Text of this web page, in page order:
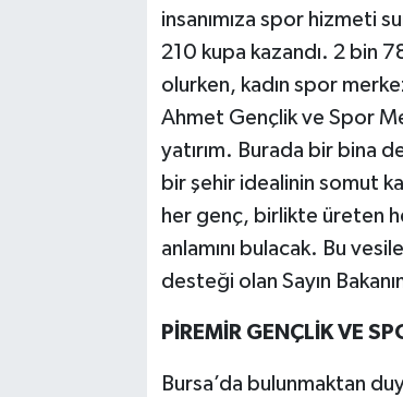
insanımıza spor hizmeti
210 kupa kazandı. 2 bin
olurken, kadın spor
Ahmet Gençlik ve Spor
yatırım. Burada bir bina
bir şehir idealinin somut
her genç, birlikte üreten
anlamını bulacak. Bu
desteği olan Sayın
PİREMİR GENÇLİK VE
Bursa’da bulunmaktan